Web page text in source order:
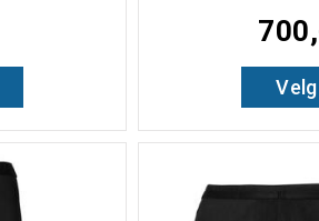
Velg